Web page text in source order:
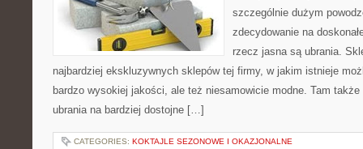
szczególnie dużym
zdecydowanie na
rzecz jasna są ubrania.
najbardziej ekskluzywnych sklepów tej firmy, w jakim istnieje
bardzo wysokiej jakości, ale też niesamowicie modne. Tam
ubrania na bardziej dostojne […]
CATEGORIES: KOKTAJLE SEZONOWE I OKAZJONALNE